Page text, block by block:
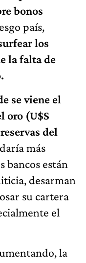
bonos
país,
los
la falta de
se viene el
oro (U$S
del
más
bancos están
desarman
su cartera
el
la